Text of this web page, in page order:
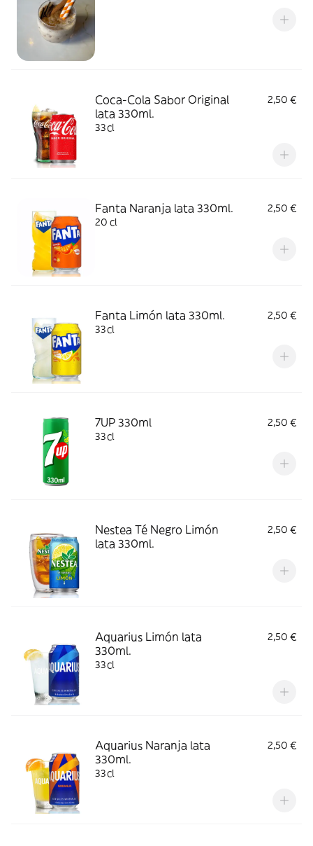
Coca-Cola Sabor Original
lata 330ml.
2,50 €
33cl
Fanta Naranja lata 330ml.
2,50 €
20 cl
Fanta Limón lata 330ml.
2,50 €
33cl
7UP 330ml
2,50 €
33cl
Nestea Té Negro Limón
lata 330ml.
2,50 €
Aquarius Limón lata
330ml.
2,50 €
33cl
Aquarius Naranja lata
330ml.
2,50 €
33cl